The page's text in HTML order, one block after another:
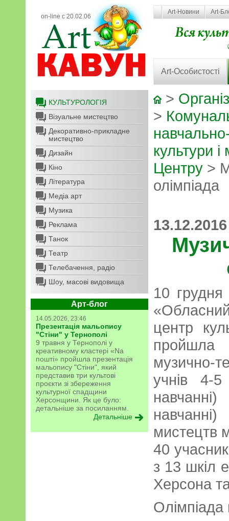
on-line с 20.02.06
Art-Новини Art-
Art-Особистості
КУЛЬТУРОЛОГІЯ
Візуальне мистецтво
Декоративно-прикладне
мистецтво
Дизайн
Кіно
Література
Медіа арт
Музика
Реклама
Танок
Театр
Телебачення, радіо
Шоу, масові видовища
Арт-блог
14.05.2026, 23:46
Презентація мальопису
"Стіни" у Тернополі
9 травня у Тернополі у
креативному кластері «Na
пошті» пройшла презентація
мальопису "Стіни", який
представив три культові
проєкти зі збереження
культурної спадщини
Херсонщини. Як це було:
детальніше за посиланням.
Детальніше
>
>
культури
Центру >
олімпіада
10
центр
пройшла
музично-
учнів 4-
мистецтв
40
з 13 шкіл
Херсона